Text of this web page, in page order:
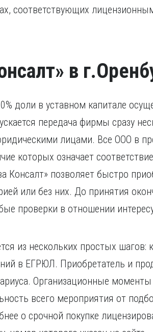
соответствующих
в
доли в уставном капитале
передача фирмы сразу
лицами. Все ООО в
которых означает
Консалт» позволяет быстро
или без них. До принятия
проверки в отношении
из нескольких простых шагов:
в ЕГРЮЛ. Приобретатель и
Организационные
всего мероприятия от
о срочной покупке